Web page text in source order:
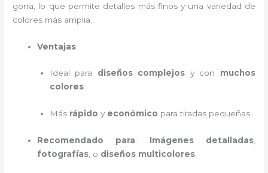
gorra, lo que permite detalles más finos y una variedad de
colores más amplia.
Ventajas:
Ideal para diseños complejos y con muchos
colores.
Más rápido y económico para tiradas pequeñas.
Recomendado para: Imágenes detalladas,
fotografías , o diseños multicolores